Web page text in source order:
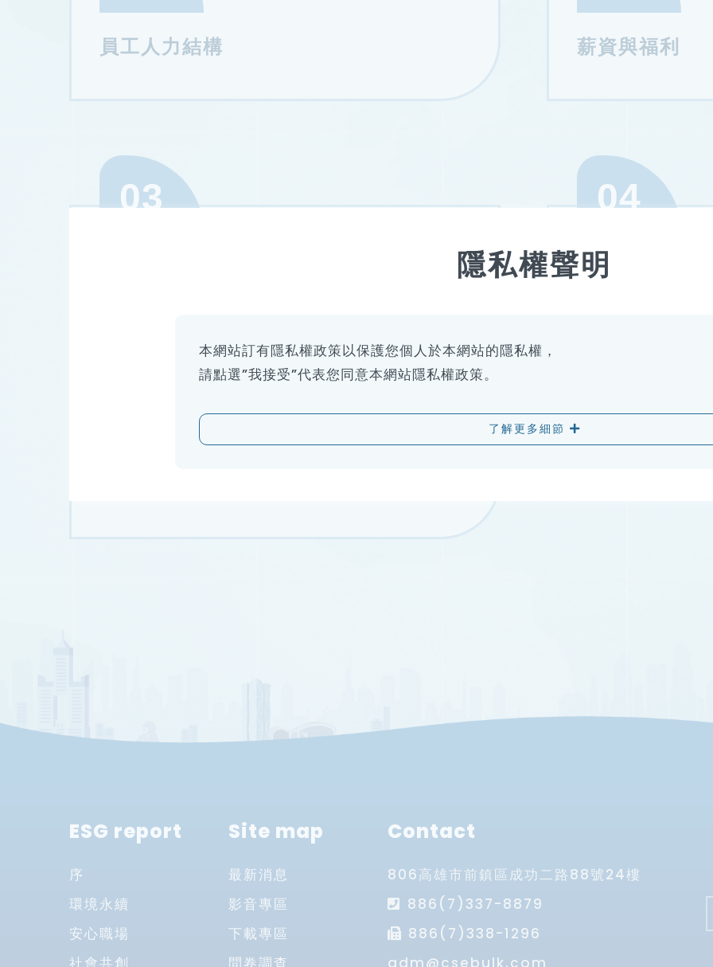
員工人力結構 薪資與福利
03 04
多元溝通
隱私權聲明
本網站訂有隱私權政策以保護您個人於本網站的隱私權，
請點選”我接受”代表您同意本網站隱私權政策。
了解更多細節
ESG report
序
環境永續
安心職場
社會共創
Site map
最新消息
影音專區
下載專區
問卷調查
Contact
806高雄市前鎮區成功二路88號24樓
886(7)337-8879
886(7)338-1296
adm@csebulk.com